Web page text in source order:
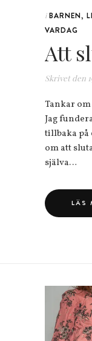
i BARNEN,
VARDAG
Att
Skrivet den
Tankar
Jag
tillbaka på
om att
själva…
LÄS